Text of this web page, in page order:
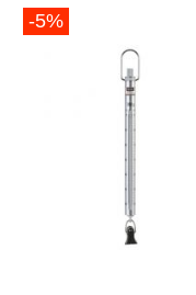
-5%